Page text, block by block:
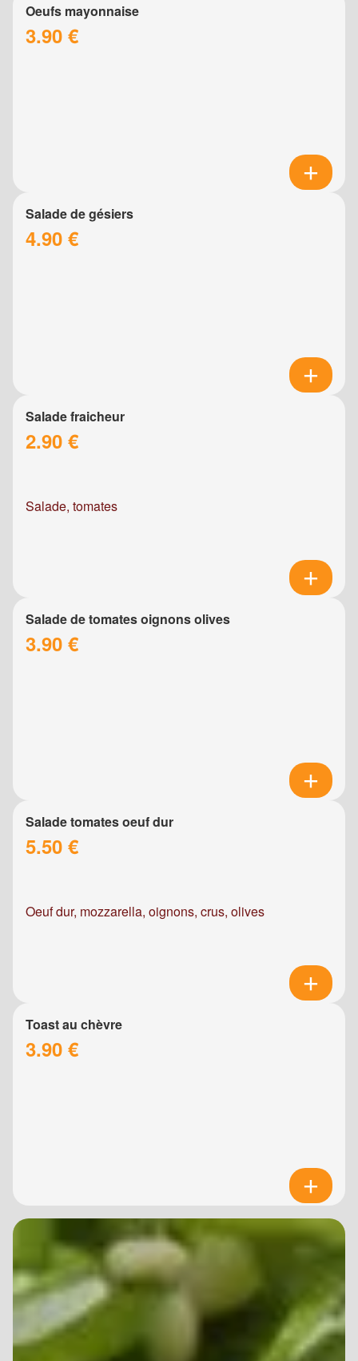
Oeufs mayonnaise
3.90 €
Salade de gésiers
4.90 €
Salade fraicheur
2.90 €
Salade, tomates
Salade de tomates oignons olives
3.90 €
Salade tomates oeuf dur
5.50 €
Oeuf dur, mozzarella, oignons, crus, olives
Toast au chèvre
3.90 €